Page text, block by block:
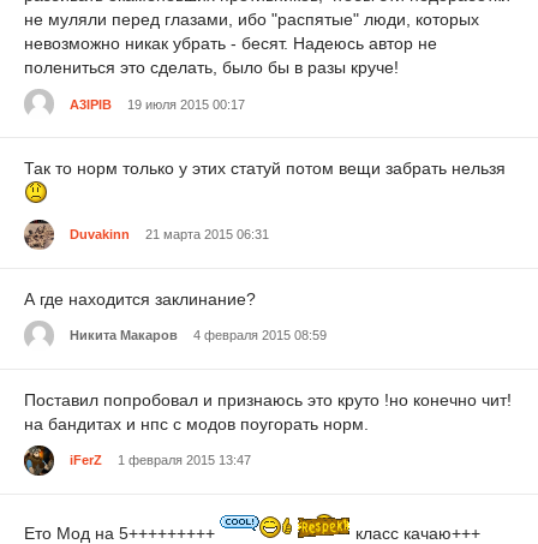
не муляли перед глазами, ибо "распятые" люди, которых
невозможно никак убрать - бесят. Надеюсь автор не
полениться это сделать, было бы в разы круче!
A3IPIB 19 июля 2015 00:17
Так то норм только у этих статуй потом вещи забрать нельзя
Duvakinn 21 марта 2015 06:31
А где находится заклинание?
Никита Макаров 4 февраля 2015 08:59
Поставил попробовал и признаюсь это круто !но конечно чит!
на бандитах и нпс с модов поугорать норм.
iFerZ 1 февраля 2015 13:47
Ето Мод на 5+++++++++ класс качаю+++